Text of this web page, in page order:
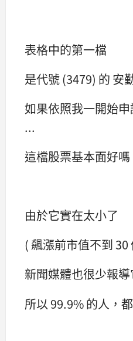
表格中的第一檔
是代號 (3479) 的 安
如果依照我一開始
...
這檔股票基本面好嗎
由於它實在太小了
( 飆漲前市值不到 30
新聞媒體也很少報導
所以 99.9% 的人，